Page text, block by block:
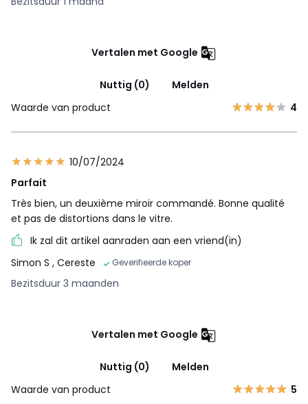
Vertalen met Google
Nuttig (0)
Melden
Waarde van product
4
10/07/2024
Parfait
Très bien, un deuxième miroir commandé. Bonne qualité
et pas de distortions dans le vitre.
Ik zal dit artikel aanraden aan een vriend(in)
Simon S , Cereste Geverifieerde koper
Bezitsduur 3 maanden
Vertalen met Google
Nuttig (0)
Melden
Waarde van product
5